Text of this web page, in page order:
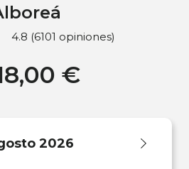
4.8 (6101 opiniones)
€
2026